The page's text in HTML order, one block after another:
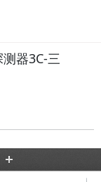
器3C-三